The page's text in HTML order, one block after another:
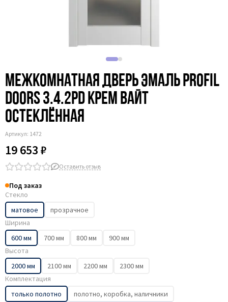
Межкомнатная дверь эмаль Profil
Doors 3.4.2PD крем вайт
остеклённая
Артикул: 1472
19 653 ₽
Оставить отзыв
Под заказ
Стекло
матовое
прозрачное
Ширина
600 мм
700 мм 800 мм
900 мм
Высота
2000 мм
2100 мм 2200 мм
2300 мм
Комплектация
только полотно
полотно, коробка, наличники